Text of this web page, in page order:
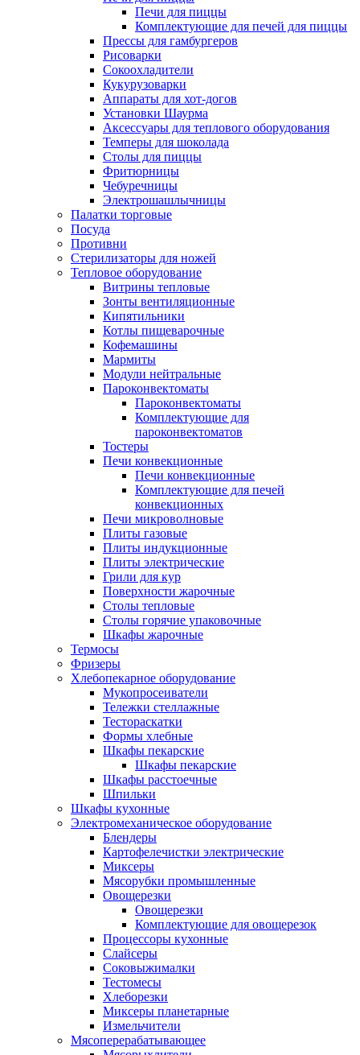
Печи для пиццы
Комплектующие для печей для пиццы
Прессы для гамбургеров
Рисоварки
Сокоохладители
Кукурузоварки
Аппараты для хот-догов
Установки Шаурма
Аксессуары для теплового оборудования
Темперы для шоколада
Столы для пиццы
Фритюрницы
Чебуречницы
Электрошашлычницы
Палатки торговые
Посуда
Противни
Стерилизаторы для ножей
Тепловое оборудование
Витрины тепловые
Зонты вентиляционные
Кипятильники
Котлы пищеварочные
Кофемашины
Мармиты
Модули нейтральные
Пароконвектоматы
Пароконвектоматы
Комплектующие для
пароконвектоматов
Тостеры
Печи конвекционные
Печи конвекционные
Комплектующие для печей
конвекционных
Печи микроволновые
Плиты газовые
Плиты индукционные
Плиты электрические
Грили для кур
Поверхности жарочные
Столы тепловые
Столы горячие упаковочные
Шкафы жарочные
Термосы
Фризеры
Хлебопекарное оборудование
Мукопросеиватели
Тележки стеллажные
Тестораскатки
Формы хлебные
Шкафы пекарские
Шкафы пекарские
Шкафы расстоечные
Шпильки
Шкафы кухонные
Электромеханическое оборудование
Блендеры
Картофелечистки электрические
Миксеры
Мясорубки промышленные
Овощерезки
Овощерезки
Комплектующие для овощерезок
Процессоры кухонные
Слайсеры
Соковыжималки
Тестомесы
Хлеборезки
Миксеры планетарные
Измельчители
Мясоперерабатывающее